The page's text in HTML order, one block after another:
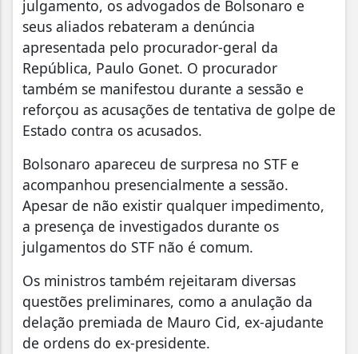
julgamento, os advogados de Bolsonaro e
seus aliados rebateram a denúncia
apresentada pelo procurador-geral da
República, Paulo Gonet. O procurador
também se manifestou durante a sessão e
reforçou as acusações de tentativa de golpe de
Estado contra os acusados.
Bolsonaro apareceu de surpresa no STF e
acompanhou presencialmente a sessão.
Apesar de não existir qualquer impedimento,
a presença de investigados durante os
julgamentos do STF não é comum.
Os ministros também rejeitaram diversas
questões preliminares, como a anulação da
delação premiada de Mauro Cid, ex-ajudante
de ordens do ex-presidente.